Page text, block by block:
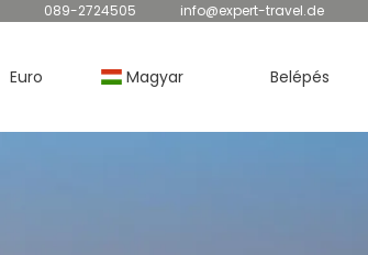
089-2724505 info@expert-travel.de
Euro Magyar Belépés